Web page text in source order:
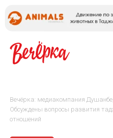
Вечёрка: медиакомпания
Обсуждены вопросы развития
отношений